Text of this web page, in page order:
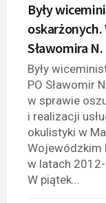
Były
Sławomira N.
Były
PO Sławomir
w sprawie
i realizacji
okulistyki w
Wojewódzkim
w latach
W piątek...